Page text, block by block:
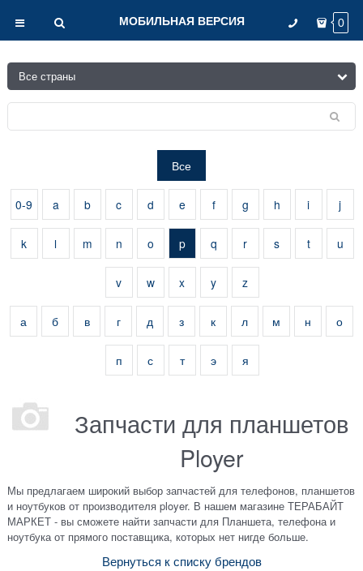
МОБИЛЬНАЯ ВЕРСИЯ 0
Все
0-9 a b c d e f g h i j
k l m n o p q r s t u
v w x y z
а б в г д з к л м н о
п с т э я
Запчасти для планшетов
Ployer
Мы предлагаем широкий выбор запчастей для телефонов, планшетов
и ноутбуков от производителя ployer. В нашем магазине ТЕРАБАЙТ
МАРКЕТ - вы сможете найти запчасти для Планшета, телефона и
ноутбука от прямого поставщика, которых нет нигде больше.
Вернуться к списку брендов